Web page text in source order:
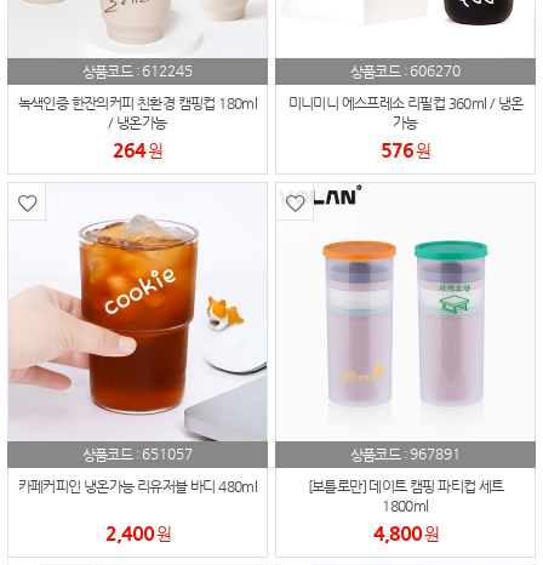
상품코드 : 612245
녹색인증 한잔의커피 친환경 캠핑컵 180ml
/ 냉온가능
264원
상품코드 : 606270
미니미니 에스프레소 리필컵 360ml / 냉온
가능
576원
상품코드 : 651057
카페커피인 냉온가능 리유저블 바디 480ml
2,400원
상품코드 :967891
[보틀로만] 데이트 캠핑 파티컵 세트
1800ml
4,800원